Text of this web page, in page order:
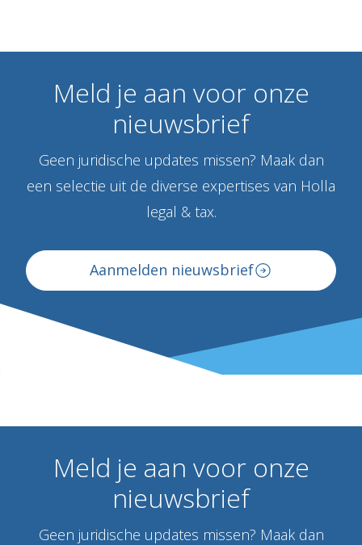
Meld je aan voor onze
nieuwsbrief
Geen juridische updates missen? Maak dan
een selectie uit de diverse expertises van Holla
legal & tax.
Aanmelden nieuwsbrief
Meld je aan voor onze
nieuwsbrief
Geen juridische updates missen? Maak dan